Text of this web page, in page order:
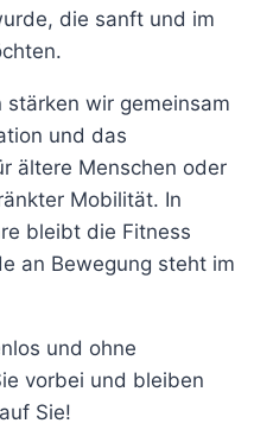
die sanft und im
wir gemeinsam
und das
ältere Menschen oder
Mobilität. In
bleibt die Fitness
an Bewegung steht im
und ohne
vorbei und bleiben
Sie!